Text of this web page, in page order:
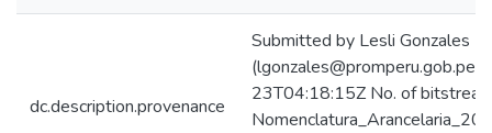
dc.description.provenance
Submitted by Lesli Gonzales
23T04:18:15Z No. of